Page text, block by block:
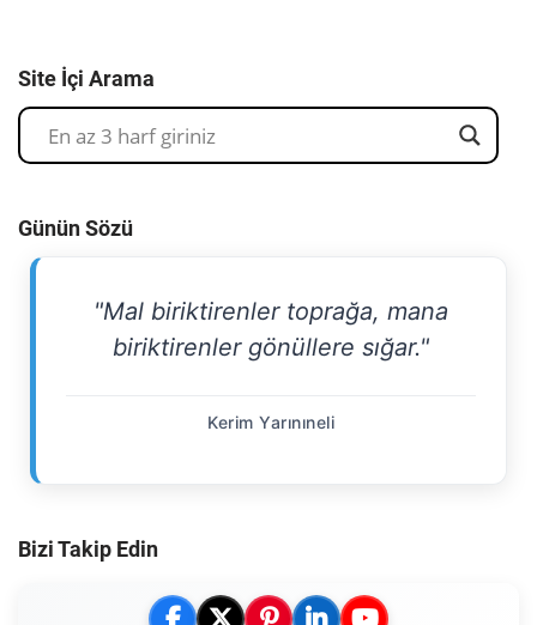
Site İçi Arama
Günün Sözü
"Mal biriktirenler toprağa, mana
biriktirenler gönüllere sığar."
Kerim Yarınıneli
Bizi Takip Edin